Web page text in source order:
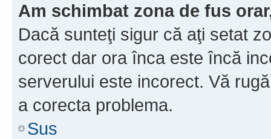
Am schimbat zona de fus
Dacă sunteţi sigur că aţi setat
corect dar ora înca este încă
serverului este incorect. Vă
a corecta problema.
Sus